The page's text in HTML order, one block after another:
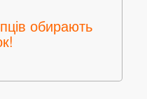
обирають